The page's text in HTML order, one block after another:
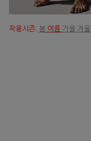
착용시즌: 봄 여름 가을 겨울